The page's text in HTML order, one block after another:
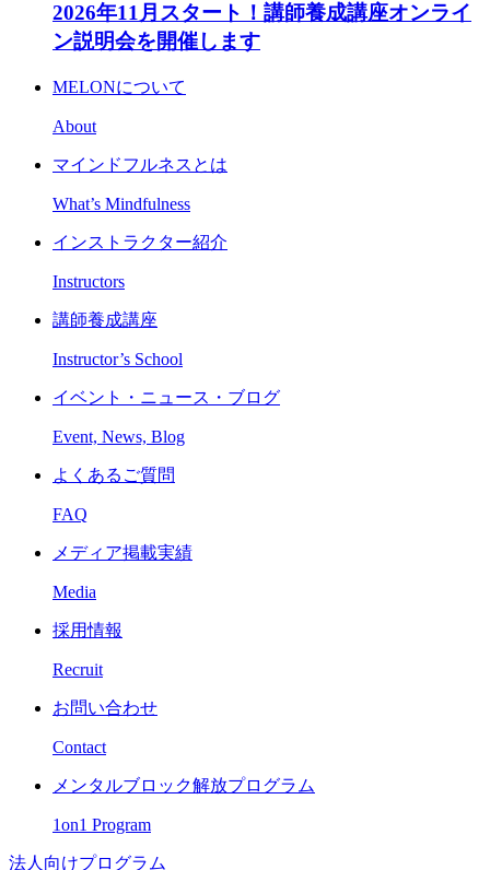
2026年11月スタート！講師養成講座オンライ
ン説明会を開催します
MELONについて
About
マインドフルネスとは
What’s Mindfulness
インストラクター紹介
Instructors
講師養成講座
Instructor’s School
イベント・ニュース・ブログ
Event, News, Blog
よくあるご質問
FAQ
メディア掲載実績
Media
採用情報
Recruit
お問い合わせ
Contact
メンタルブロック解放プログラム
1on1 Program
法人向けプログラム